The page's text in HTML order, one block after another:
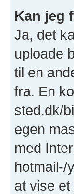
Kan jeg
Ja, det
uploade
til en
fra. En
sted.dk/
egen
med
hotmail-/
at vise